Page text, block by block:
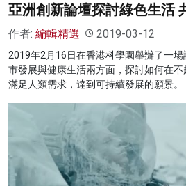
亞洲創新論壇探討綠色生活
作者: 編輯精選 2019-03-12
2019年2月16日在香港科學園舉辦了一
市發展與健康生活兩方面，探討如何在不
滿足人類需求，達到可持續發展的願景。